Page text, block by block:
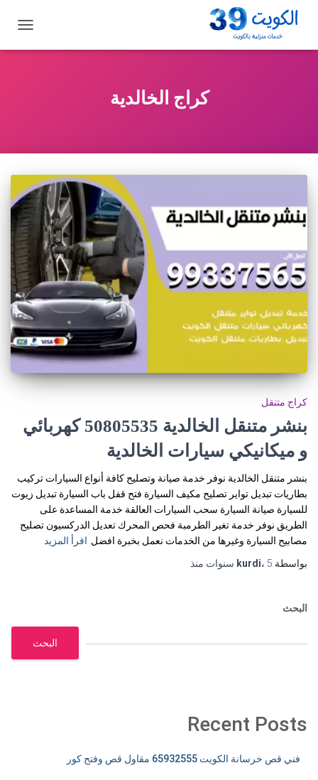
التنقل
كراج الخالدية
كراج متنقل
بنشر متنقل الخالدية 50805535‬ كهربائي
و ميكانيكي سيارات الخالدية
بنشر متنقل الخالدية نوفر خدمة صيانة وتصليح كافة أنواع السيارات تركيب
بطاريات تبديل تواير تصليح مكيف السيارة فتح قفل باب السيارة تبديل زيوت
للسيارة صيانة السيارة سحب السيارات العالقة خدمة المساعدة على
الطريق نوفر خدمة تغير الطرمبة فحص المحرك تعديل الدركسيون تصليح
مصابيح السيارة وغيرها من الخدمات نعمل بخبرة افضل اقرأ المزيد
بواسطة
kurdi، 5 سنوات منذ
البحث
البحث
Recent Posts
فني قص خرسانة الكويت 65932555 مقاول قص وفتح كور